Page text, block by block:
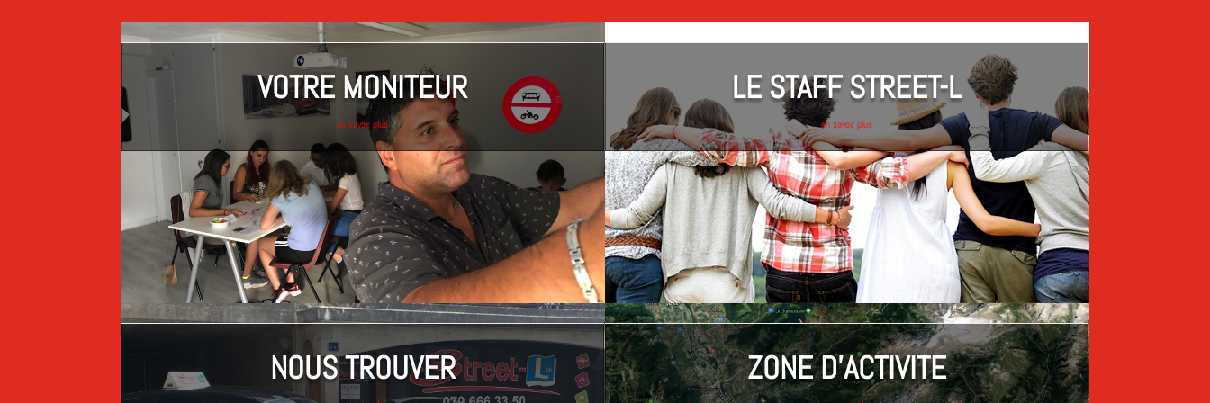
VOTRE MONITEUR
en savoir plus
NOUS TROUVER
LE STAFF STREET-L
en savoir plus
ZONE D'ACTIVITE